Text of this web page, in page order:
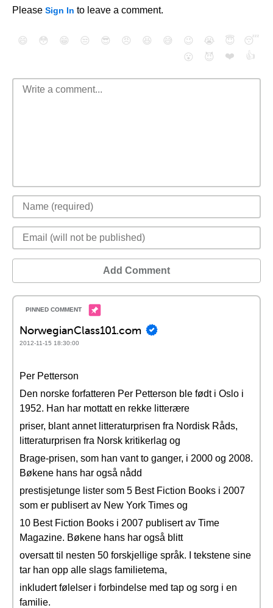
Please Sign In to leave a comment.
😄 😳 😁 😒 😎 😠 😆 😅 😉 😭 😇
😴
😮
😈 ❤️ 👍
Add Comment
NorwegianClass101.com
2012-11-15 18:30:00
Per Petterson
Den norske forfatteren Per Petterson ble født i Oslo i
1952. Han har mottatt en rekke litterære
priser, blant annet litteraturprisen fra Nordisk Råds,
litteraturprisen fra Norsk kritikerlag og
Brage-prisen, som han vant to ganger, i 2000 og 2008.
Bøkene hans har også nådd
prestisjetunge lister som 5 Best Fiction Books i 2007
som er publisert av New York Times og
10 Best Fiction Books i 2007 publisert av Time
Magazine. Bøkene hans har også blitt
oversatt til nesten 50 forskjellige språk. I tekstene sine
tar han opp alle slags familietema,
inkludert følelser i forbindelse med tap og sorg i en
familie.